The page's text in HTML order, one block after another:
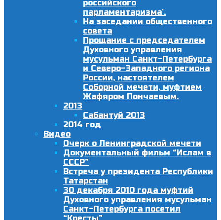
российского
парламентаризма`.
На заседании общественного
совета
Прощание с председателем
Духовного управления
мусульман Санкт-Петербурга
и Северо-Западного региона
России, настоятелем
Соборной мечети, муфтием
Жафяром Пончаевым.
2013
Сабантуй 2013
2014 год
Видео
Очерк о Ленинградской мечети
Документальный фильм “Ислам в
СССР”
Встреча у президента Республики
Татарстан
30 декабря 2010 года муфтий
Духовного управления мусульман
Санкт-Петербурга посетил